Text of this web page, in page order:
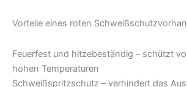
Vorteile eines roten
Feuerfest und hitzebeständig – schützt
hohen Temperaturen
Schweißspritzschutz – verhindert das